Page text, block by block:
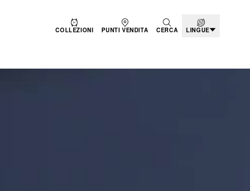
COLLEZIONI PUNTI VENDITA CERCA LINGUE